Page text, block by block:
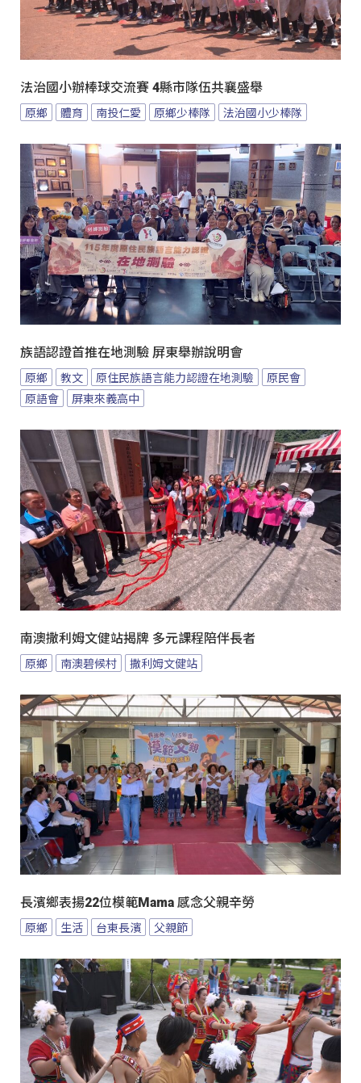
法治國小辦棒球交流賽 4縣市隊伍共襄盛舉
原鄉 體育 南投仁愛 原鄉少棒隊 法治國小少棒隊
族語認證首推在地測驗 屏東舉辦說明會
原鄉 教文 原住民族語言能力認證在地測驗
原民會
原語會
屏東來義高中
南澳撒利姆文健站揭牌 多元課程陪伴長者
原鄉 南澳碧候村 撒利姆文健站
長濱鄉表揚22位模範Mama 感念父親辛勞
原鄉 生活 台東長濱 父親節